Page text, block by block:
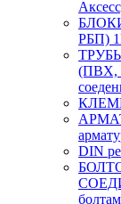
РБП)
(ПВХ,
DIN